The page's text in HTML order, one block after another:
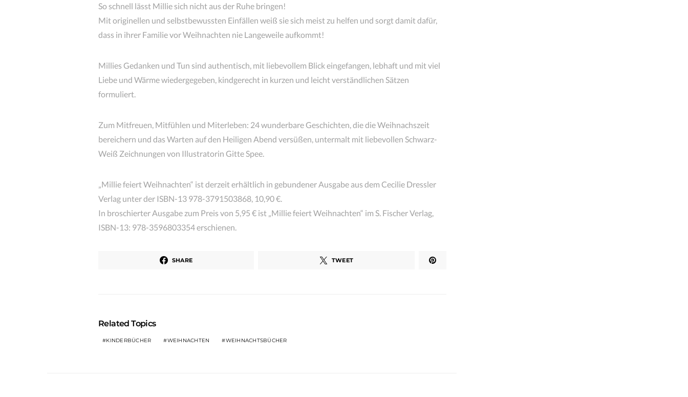
So schnell lässt Millie sich nicht aus der Ruhe bringen!
Mit originellen und selbstbewussten Einfällen weiß sie sich meist zu helfen und sorgt damit dafür,
dass in ihrer Familie vor Weihnachten nie Langeweile aufkommt!
Millies Gedanken und Tun sind authentisch, mit liebevollem Blick eingefangen, lebhaft und mit viel
Liebe und Wärme wiedergegeben, kindgerecht in kurzen und leicht verständlichen Sätzen
formuliert.
Zum Mitfreuen, Mitfühlen und Miterleben: 24 wunderbare Geschichten, die die Weihnachszeit
bereichern und das Warten auf den Heiligen Abend versüßen, untermalt mit liebevollen Schwarz-
Weiß Zeichnungen von Illustratorin Gitte Spee.
„Millie feiert Weihnachten“ ist derzeit erhältlich in gebundener Ausgabe aus dem Cecilie Dressler
Verlag unter der ISBN-13 978-3791503868, 10,90 €.
In broschierter Ausgabe zum Preis von 5,95 € ist „Millie feiert Weihnachten“ im S. Fischer Verlag,
ISBN-13: 978-3596803354 erschienen.
SHARE TWEET
Related Topics
KINDERBÜCHER WEIHNACHTEN WEIHNACHTSBÜCHER